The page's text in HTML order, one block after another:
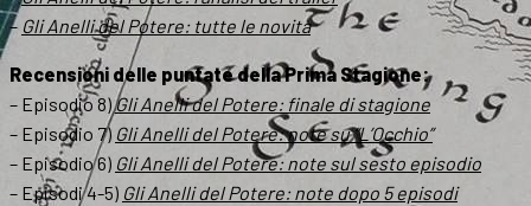
– Gli Anelli del Potere: tutte le novità
Recensioni delle puntate della Prima Stagione:
– Episodio 8)Gli Anelli del Potere: finale di stagione
– Episodio 7) Gli Anelli del Potere: note su ”L’Occhio”
– Episodio 6) Gli Anelli del Potere: note sul sesto episodio
– Episodi 4-5) Gli Anelli delPotere:note dopo 5 episodi